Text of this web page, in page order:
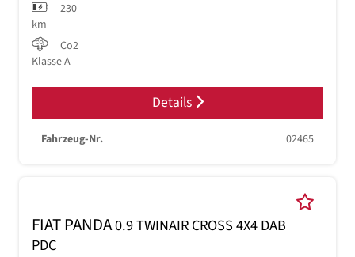
230
km
Co2
Klasse A
Details
Fahrzeug-Nr. 02465
FIAT PANDA0.9 TWINAIR CROSS 4X4 DAB
PDC